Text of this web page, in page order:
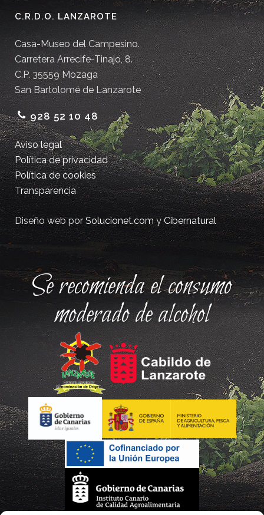
C.R.D.O. LANZAROTE
Casa-Museo del Campesino.
Carretera Arrecife-Tinajo, 8.
C.P. 35559 Mozaga
San Bartolomé de Lanzarote
928 52 10 48
Aviso legal
Política de privacidad
Política de cookies
Transparencia
Diseño web porSolucionet.comyCibernatural
Se recomienda el consumo
moderado de alcohol